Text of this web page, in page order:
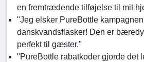
en fremtrædende tilføjelse til mit
"Jeg elsker PureBottle
danskvandsflasker! Den er
perfekt til gæster."
"PureBottle rabatkoder gjorde det